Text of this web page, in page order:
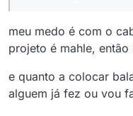
meu medo é com o
projeto é mahle,
e quanto a colocar
alguem já fez ou vou